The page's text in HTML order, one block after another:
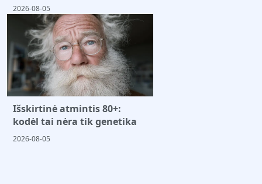
2026-08-05
Išskirtinė atmintis 80+:
kodėl tai nėra tik genetika
2026-08-05